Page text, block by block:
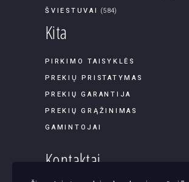
ŠVIESTUVAI (584)
Kita
PIRKIMO TAISYKLĖS
PREKIŲ PRISTATYMAS
PREKIŲ GARANTIJA
PREKIŲ GRĄŽINIMAS
GAMINTOJAI
Kontaktai